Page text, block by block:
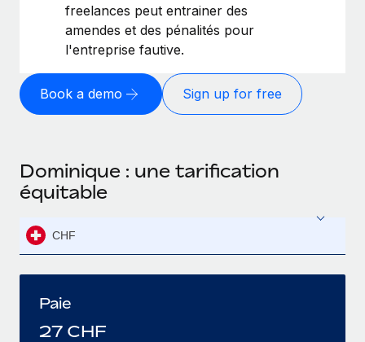
freelances peut entrainer des
amendes et des pénalités pour
l'entreprise fautive.
Book a demo Sign up for free
Dominique : une tarification
équitable
CHF
Paie
27 CHF